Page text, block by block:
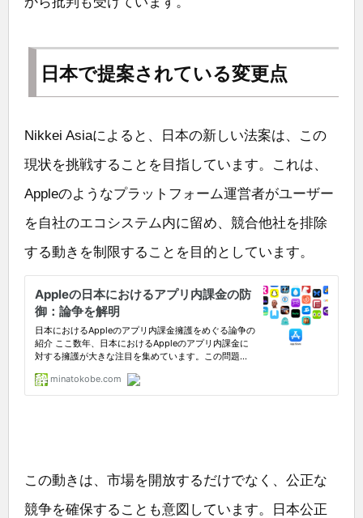
日本で提案されている変更点
Nikkei Asiaによると、日本の新しい法案は、この
現状を挑戦することを目指しています。これは、
Appleのようなプラットフォーム運営者がユーザー
を自社のエコシステム内に留め、競合他社を排除
する動きを制限することを目的としています。
この動きは、市場を開放するだけでなく、公正な
競争を確保することも意図しています。日本公正